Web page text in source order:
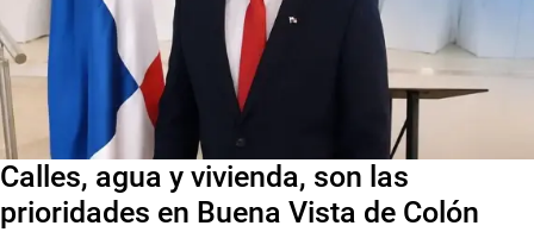
Calles, agua y vivienda, son las
prioridades en Buena Vista de Colón